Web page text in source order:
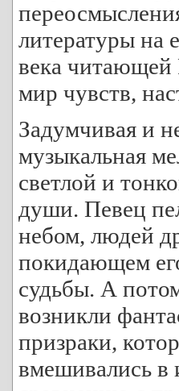
литературы на
века читающей
мир чувств,
Задумчивая и
музыкальная
светлой и
души. Певец
небом, людей
покидающем
судьбы. А
возникли
призраки,
вмешивались в